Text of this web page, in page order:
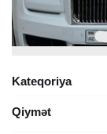
Kateqoriya
Qiymət